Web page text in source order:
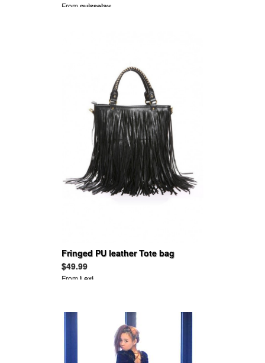
Fromguisselav
Fringed PU leather Tote bag
$49.99
From Lexi